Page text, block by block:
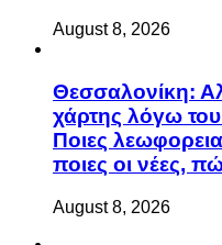
August 8, 2026
Θεσσαλονίκη:
χάρτης λόγω
Ποιες
ποιες οι νέες,
August 8, 2026